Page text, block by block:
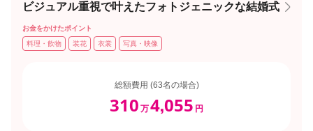
ビジュアル重視で叶えたフォトジェニックな結婚式
お金をかけたポイント
料理・飲物
装花 衣裳 写真・映像
総額費用 (63名の場合)
310 万4,055 円